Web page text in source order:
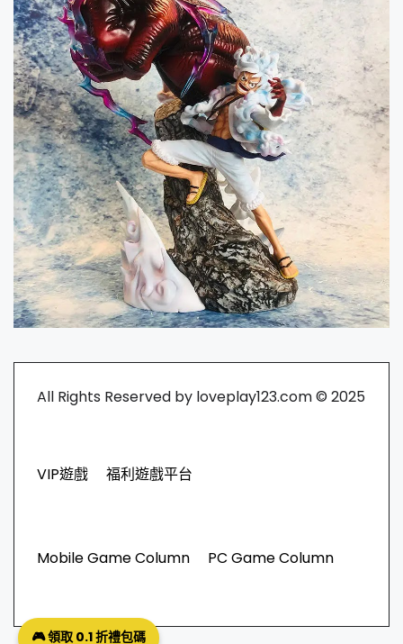
All Rights Reserved by loveplay123.com © 2025
VIP遊戲 福利遊戲平台
Mobile Game Column PC Game Column
🎮 領取 0.1 折禮包碼